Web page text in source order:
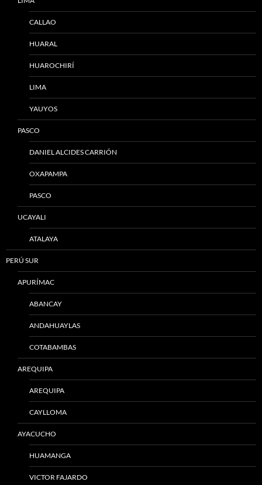
CALLAO
HUARAL
HUAROCHIRÍ
LIMA
YAUYOS
PASCO
DANIEL ALCIDES CARRIÓN
OXAPAMPA
PASCO
UCAYALI
ATALAYA
PERÚ SUR
APURÍMAC
ABANCAY
ANDAHUAYLAS
COTABAMBAS
AREQUIPA
AREQUIPA
CAYLLOMA
AYACUCHO
HUAMANGA
VICTOR FAJARDO